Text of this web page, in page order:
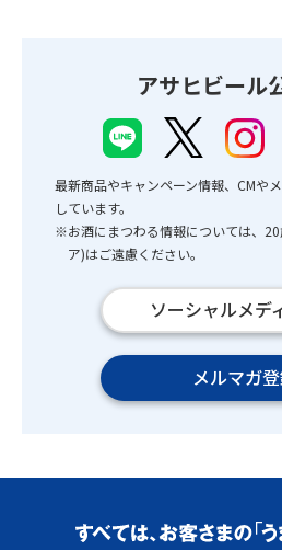
アサヒビール
最新商品やキャンペーン情報、CMや
しています。
※お酒にまつわる情報については、
ア)はご遠慮ください。
ソーシャルメデ
メルマガ